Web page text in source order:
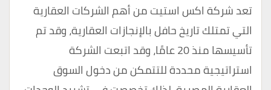
تعد شركة اكس استيت من أهم الشركات العقارية
التي تمتلك تاريخ حافل بالإنجازات العقارية، وقد تم
تأسيسها منذ 20 عامًا، وقد اتبعت الشركة
استراتيجية محددة للتتمكن من دخول السوق